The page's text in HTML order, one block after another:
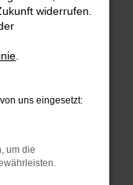
können:
deine
deine
in einem
widerrufen.
uns eingesetzt:
um die